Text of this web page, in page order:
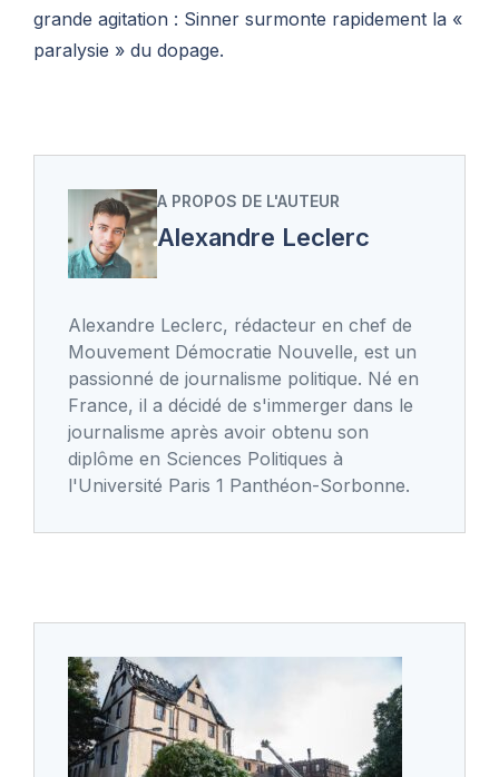
grande agitation : Sinner surmonte rapidement la «
paralysie » du dopage.
A PROPOS DE L'AUTEUR
Alexandre Leclerc
Alexandre Leclerc, rédacteur en chef de
Mouvement Démocratie Nouvelle, est un
passionné de journalisme politique. Né en
France, il a décidé de s'immerger dans le
journalisme après avoir obtenu son
diplôme en Sciences Politiques à
l'Université Paris 1 Panthéon-Sorbonne.